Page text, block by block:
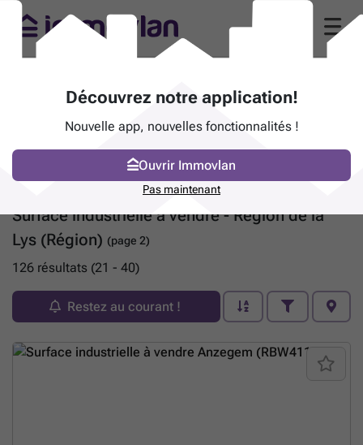
Surface industrielle à vendre - Région de la
Lys (Région) (page 2)
126 résultats (21 - 40)
Restez au courant !
Découvrez notre application!
Nouvelle app, nouvelles fonctionnalités !
Ouvrir Immovlan
Pas maintenant